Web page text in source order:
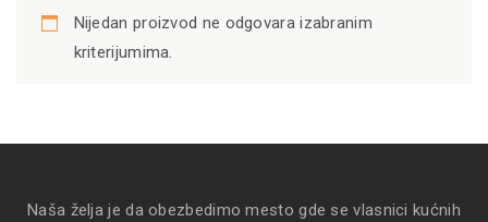
Nijedan proizvod ne odgovara izabranim
kriterijumima.
Naša želja je da obezbedimo mesto gde se vlasnici kućnih